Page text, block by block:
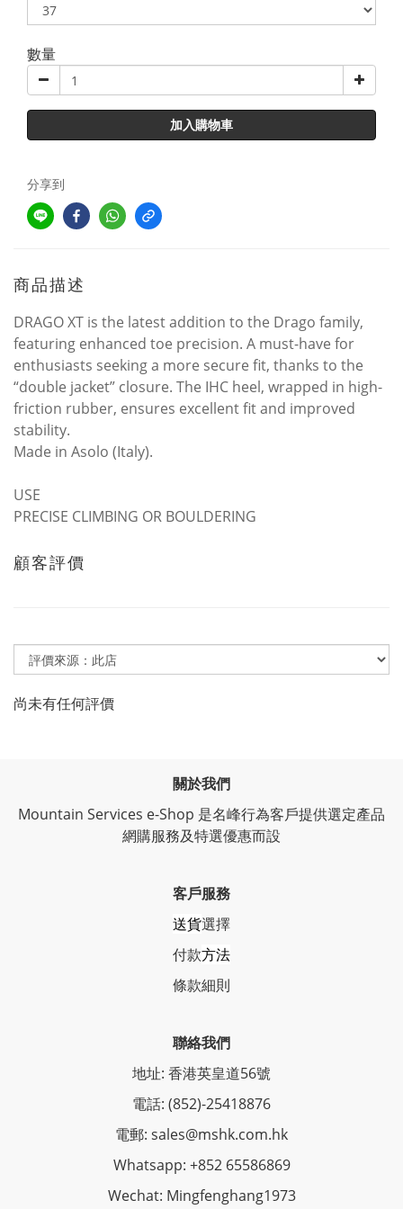
數量
加入購物車
分享到
商品描述
DRAGO XT is the latest addition to the Drago family,
featuring enhanced toe precision. A must-have for
enthusiasts seeking a more secure fit, thanks to the
“double jacket” closure. The IHC heel, wrapped in high-
friction rubber, ensures excellent fit and improved
stability.
Made in Asolo (Italy).
USE
PRECISE CLIMBING OR BOULDERING
顧客評價
尚未有任何評價
關於我們
Mountain Services e-Shop 是名峰行為客戶提供選定產品
網購服務及特選優惠而設
客戶服務
送貨選擇
付款方法
條款細則
聯絡我們
地址: 香港英皇道56號
電話: (852)-25418876
電郵: sales@mshk.com.hk
Whatsapp: +852 65586869
Wechat: Mingfenghang1973